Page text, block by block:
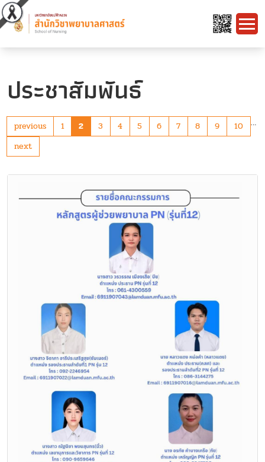
ประชาสัมพันธ์
previous 1 2 3 4 5 6 7 8 9 10
…
next